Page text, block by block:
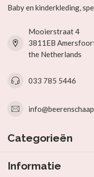
Baby en kinderkleding,
Mooierstraat 4
3811EB
the Netherlands
033 785 5446
Categorieën
Informatie